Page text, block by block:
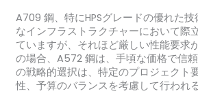
A709 鋼、特にHPSグレードの優れた
なインフラストラクチャーにおいて際
ていますが、それほど厳しい性能要求
の場合、A572 鋼は、手頃な価格で信
の戦略的選択は、特定のプロジェクト
性、予算のバランスを考慮して行われ